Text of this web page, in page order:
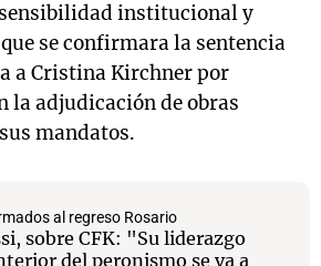
institucional y
se confirmara la sentencia
a Cristina Kirchner por
la adjudicación de obras
mandatos.
al regreso Rosario
sobre CFK: "Su liderazgo
del peronismo se va a